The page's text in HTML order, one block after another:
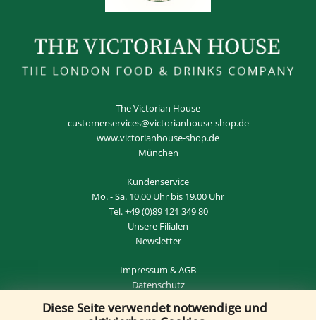
The Victorian House
customerservices@victorianhouse-shop.de
www.victorianhouse-shop.de
München
Kundenservice
Mo. - Sa. 10.00 Uhr bis 19.00 Uhr
Tel.+49 (0)89 121 349 80
Unsere Filialen
Newsletter
Impressum &AGB
Datenschutz
Widerrufsrecht& VERTRAG WIDERRUFEN
Diese Seite verwendet notwendige und